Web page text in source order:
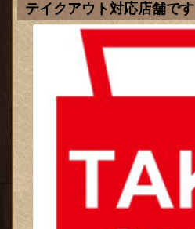
テイクアウト対応店舗です